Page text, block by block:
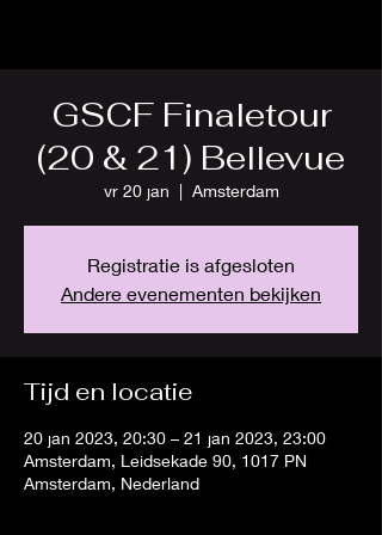
GSCF Finaletour
(20 & 21) Bellevue
vr 20 jan
  |
Amsterdam
Registratie is afgesloten
Andere evenementen bekijken
Tijd en locatie
20 jan 2023, 20:30 – 21 jan 2023, 23:00
Amsterdam, Leidsekade 90, 1017 PN
Amsterdam, Nederland